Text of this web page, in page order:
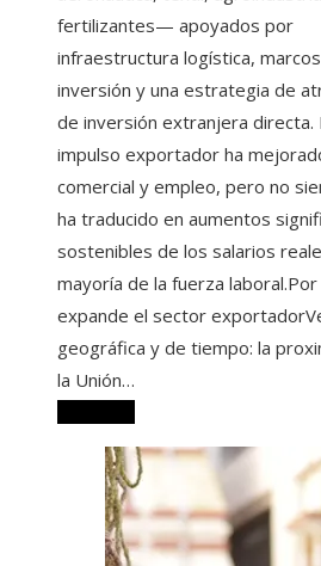
fertilizantes— apoyados por
infraestructura logística,
inversión y una estrategia de
de inversión extranjera directa.
impulso exportador ha
comercial y empleo, pero no
ha traducido en aumentos
sostenibles de los salarios
mayoría de la fuerza
expande el sector
geográfica y de tiempo: la
la Unión…